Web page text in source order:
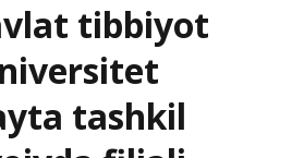
tibbiyot
tashkil